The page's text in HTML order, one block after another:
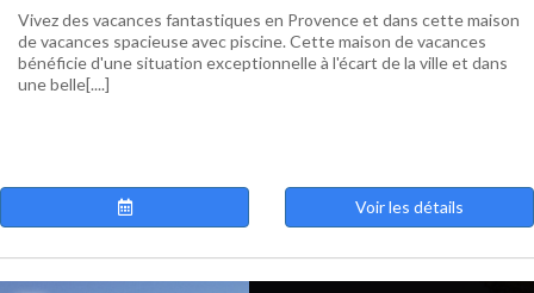
Vivez des vacances fantastiques en Provence et dans cette maison
de vacances spacieuse avec piscine. Cette maison de vacances
bénéficie d'une situation exceptionnelle à l'écart de la ville et dans
une belle[....]
Voir les détails